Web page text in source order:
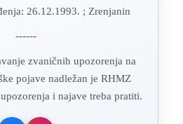
26.12.1993. ; Zrenjanin
------
zvaničnih upozorenja na
pojave nadležan je RHMZ
i najave treba pratiti.